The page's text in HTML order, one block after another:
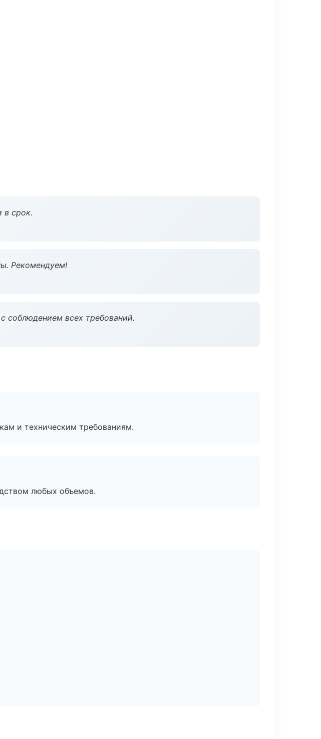
в срок.
Рекомендуем!
соблюдением всех требований.
и техническим требованиям.
любых объемов.